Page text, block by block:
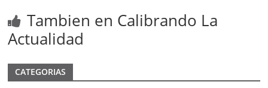
Tambien en Calibrando La
Actualidad
CATEGORIAS